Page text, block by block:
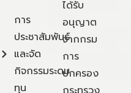
การ
ประชาสัมพันธ์
และจัด
กิจกรรมระดม
ทุน
ได้รับ
อนุญาต
จากกรม
การ
ปกครอง